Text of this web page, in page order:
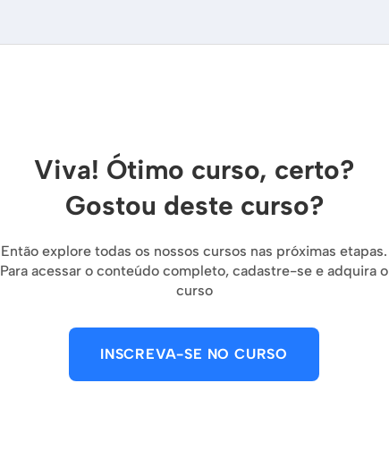
Viva! Ótimo curso, certo?
Gostou deste curso?
Então explore todas os nossos cursos nas próximas etapas.
Para acessar o conteúdo completo, cadastre-se e adquira o
curso
INSCREVA-SE NO CURSO